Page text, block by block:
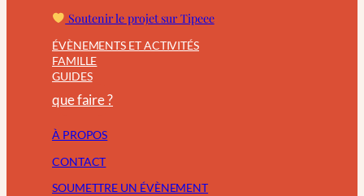
Soutenir le projet sur Tipeee
ÉVÈNEMENTS ET ACTIVITÉS
FAMILLE
GUIDES
que faire ?
À PROPOS
CONTACT
SOUMETTRE UN ÉVÈNEMENT